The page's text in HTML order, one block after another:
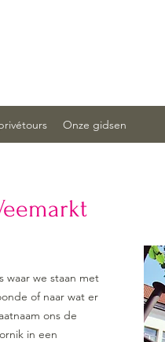
Onze gidsen
waar we staan met
of naar wat er
ons de
in een